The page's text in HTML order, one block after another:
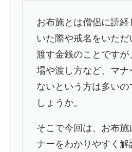
お布施とは僧侶に読経
いた際や戒名をいただ
渡す金銭のことですが
場や渡し方など、マナ
ないという方は多いの
しょうか。
そこで今回は、お布施
ナーをわかりやすく解